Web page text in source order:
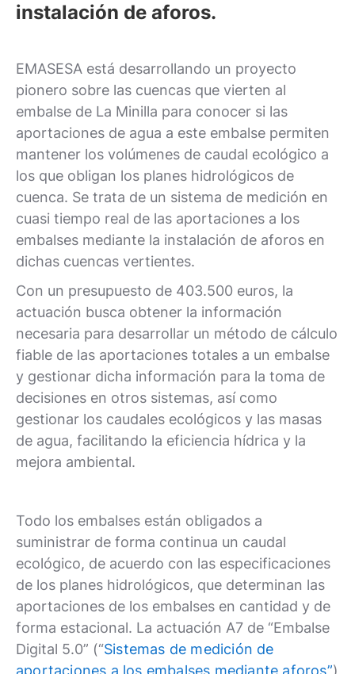
instalación de aforos.
EMASESA está desarrollando un proyecto
pionero sobre las cuencas que vierten al
embalse de La Minilla para conocer si las
aportaciones de agua a este embalse permiten
mantener los volúmenes de caudal ecológico a
los que obligan los planes hidrológicos de
cuenca. Se trata de un sistema de medición en
cuasi tiempo real de las aportaciones a los
embalses mediante la instalación de aforos en
dichas cuencas vertientes.
Con un presupuesto de 403.500 euros, la
actuación busca obtener la información
necesaria para desarrollar un método de cálculo
fiable de las aportaciones totales a un embalse
y gestionar dicha información para la toma de
decisiones en otros sistemas, así como
gestionar los caudales ecológicos y las masas
de agua, facilitando la eficiencia hídrica y la
mejora ambiental.
Todo los embalses están obligados a
suministrar de forma continua un caudal
ecológico, de acuerdo con las especificaciones
de los planes hidrológicos, que determinan las
aportaciones de los embalses en cantidad y de
forma estacional. La actuación A7 de “Embalse
Digital 5.0” (“Sistemas de medición de
aportaciones a los embalses mediante aforos”)